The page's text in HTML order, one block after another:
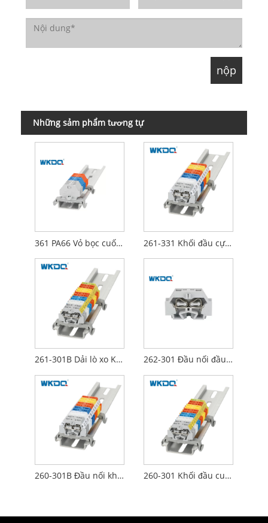
Những sảm phẩm tương tự
361 PA66 Vỏ bọc cuối bằng nylon màu xám cho thiết bị đầu cuối mini Chống rung 261-331 Khối đầu cực kẹp lò xo Cấp nguồn đôi cực qua 2 dây dẫn
261-301B Dải lò xo Kẹp đầu nối khối đầu nối Đường ray nhỏ với giá đỡ chất lượng cao tiêu chuẩn 262-301 Đầu nối đầu cuối lò xo Loại đường ray nhỏ Thiết kế cấu trúc nhỏ gọn cực đơn
260-301B Đầu nối khối đầu cuối loại lò xo Snap In Mount Không vít 2 dây dẫn Tiết kiệm thời gian Chất lượng cao Màu xám 260-301 Khối đầu cuối kẹp lò xo Hợp kim đồng có thể cắm được Liên hệ Chứng chỉ CE